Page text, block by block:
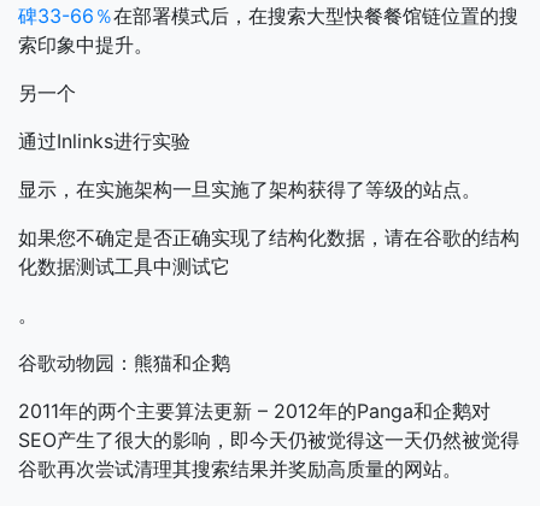
碑33-66％在部署模式后，在搜索大型快餐餐馆链位置的搜
索印象中提升。
另一个
通过Inlinks进行实验
显示，在实施架构一旦实施了架构获得了等级的站点。
如果您不确定是否正确实现了结构化数据，请在谷歌的结构
化数据测试工具中测试它
。
谷歌动物园：熊猫和企鹅
2011年的两个主要算法更新 – 2012年的Panga和企鹅对
SEO产生了很大的影响，即今天仍被觉得这一天仍然被觉得
谷歌再次尝试清理其搜索结果并奖励高质量的网站。